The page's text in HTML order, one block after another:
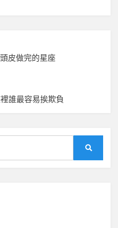
皮做完的星座
誰最容易挨欺負